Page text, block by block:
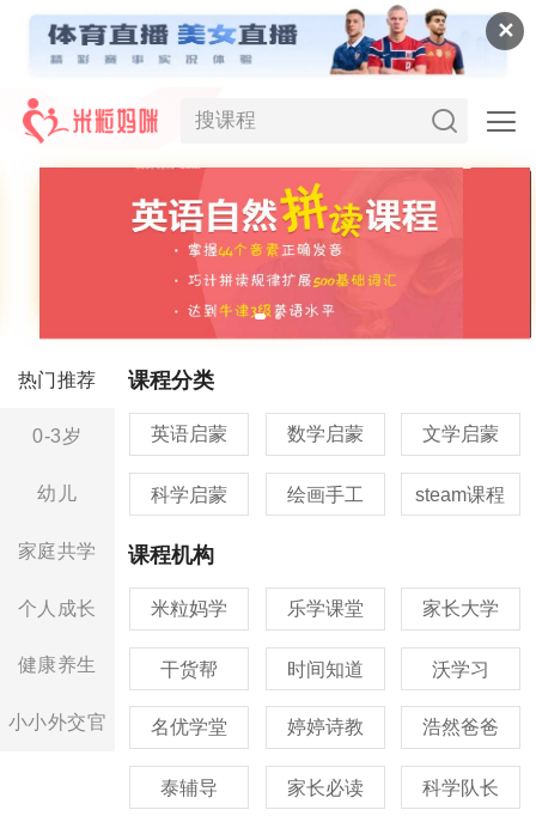
✕
热门推荐
0-3岁
幼儿
家庭共学
个人成长
健康养生
小小外交官
课程分类
英语启蒙 数学启蒙 文学启蒙
科学启蒙 绘画手工 steam课程
课程机构
米粒妈学 乐学课堂 家长大学
干货帮 时间知道 沃学习
名优学堂 婷婷诗教 浩然爸爸
泰辅导 家长必读 科学队长